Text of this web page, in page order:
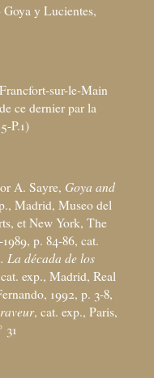
Goya y Lucientes,
sur-le-Main
ce dernier par la
P.1)
A. Sayre, Goya and
Madrid, Museo del
et New York, The
p. 84-86, cat.
La década de los
exp., Madrid, Real
1992, p. 3-8,
, cat. exp., Paris,
31